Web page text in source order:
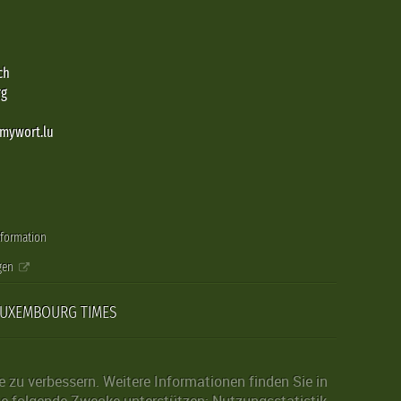
TIMES
verbessern. Weitere Informationen finden Sie in